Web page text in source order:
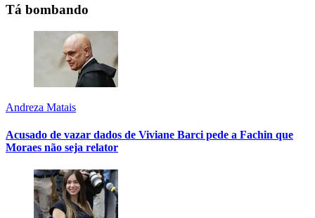
Tá bombando
Andreza Matais
Acusado de vazar dados de Viviane Barci pede a Fachin que
Moraes não seja relator